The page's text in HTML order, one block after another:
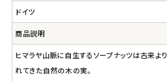
ドイツ
商品説明
ヒマラヤ山脈に自生するソープナッツは古来よ
れてきた自然の木の実。